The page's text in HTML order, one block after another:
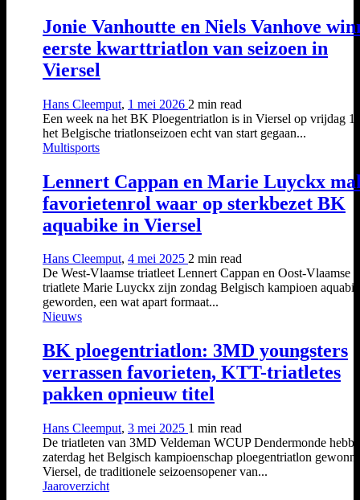
Jonie Vanhoutte en Niels Vanhove
eerste kwarttriatlon van seizoen in
Viersel
Hans Cleemput, 1 mei 2026 2 min read
Een week na het BK Ploegentriatlon is in Viersel op vrijdag 1
het Belgische triatlonseizoen echt van start gegaan...
Multisports
Lennert Cappan en Marie Luyckx
favorietenrol waar op sterkbezet BK
aquabike in Viersel
Hans Cleemput, 4 mei 2025 2 min read
De West-Vlaamse triatleet Lennert Cappan en Oost-Vlaamse
triatlete Marie Luyckx zijn zondag Belgisch kampioen
geworden, een wat apart formaat...
Nieuws
BK ploegentriatlon: 3MD youngsters
verrassen favorieten, KTT-triatletes
pakken opnieuw titel
Hans Cleemput, 3 mei 2025 1 min read
De triatleten van 3MD Veldeman WCUP Dendermonde
zaterdag het Belgisch kampioenschap ploegentriatlon
Viersel, de traditionele seizoensopener van...
Jaaroverzicht